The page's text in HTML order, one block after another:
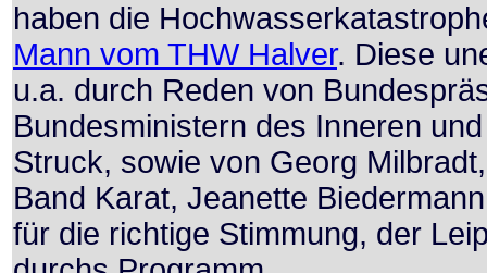
haben die
Mann vom THW Halver. Diese
u.a. durch Reden von
Bundesministern des Inneren
Struck, sowie von Georg
Band Karat, Jeanette
für die richtige Stimmung, der